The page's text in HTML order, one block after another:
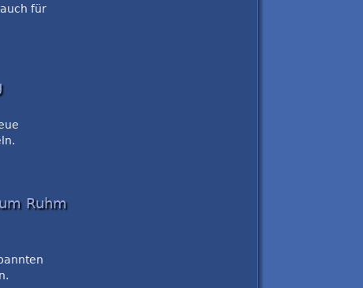
für
Ruhm